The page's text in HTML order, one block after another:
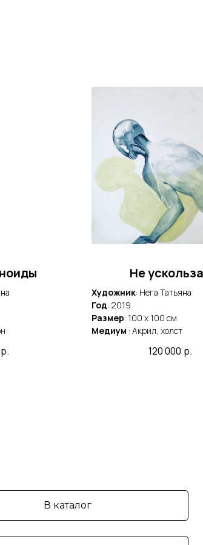
р.
Не
Художник: Нега Татьяна
Год: 2019
Размер: 100 x 100 cм
Медиум : Акрил, холст
120 000 р.
В каталог